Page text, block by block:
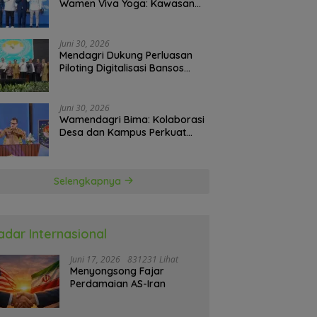
Wamen Viva Yoga: Kawasan
Juni 30, 2026
Mendagri Dukung Perluasan
Piloting Digitalisasi Bansos
Juni 30, 2026
Wamendagri Bima: Kolaborasi
Desa dan Kampus Perkuat
Selengkapnya
Internasional
Juni 17, 2026 831231 Lihat
Menyongsong Fajar
Perdamaian AS-Iran